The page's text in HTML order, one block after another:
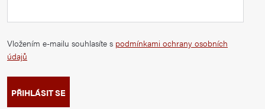
Vložením e-mailu souhlasíte s podmínkami ochrany osobních
údajů
PŘIHLÁSIT SE